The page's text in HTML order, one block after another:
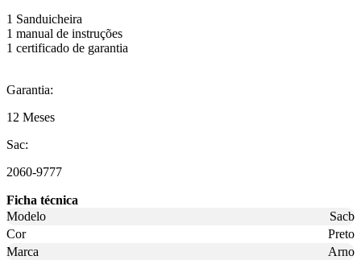
1 Sanduicheira
1 manual de instruções
1 certificado de garantia
Garantia:
12 Meses
Sac:
2060-9777
Ficha técnica
Modelo
Sacb
Cor
Preto
Marca
Arno